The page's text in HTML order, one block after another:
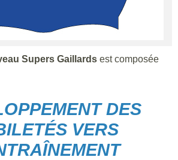
Supers Gaillards est composée
DES
VERS